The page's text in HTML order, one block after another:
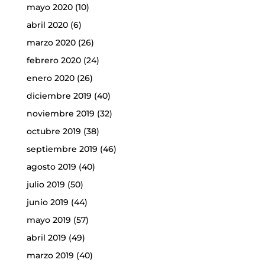
mayo 2020(10)
abril 2020(6)
marzo 2020(26)
febrero 2020(24)
enero 2020(26)
diciembre 2019 (40)
noviembre 2019 (32)
octubre 2019 (38)
septiembre 2019 (46)
agosto 2019 (40)
julio 2019 (50)
junio 2019 (44)
mayo 2019 (57)
abril 2019 (49)
marzo 2019 (40)